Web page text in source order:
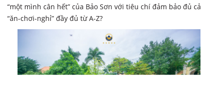
“một mình cân hết” của Bảo Sơn với tiêu chí đảm bảo đủ cả
“ăn-chơi-nghỉ” đầy đủ từ A-Z?